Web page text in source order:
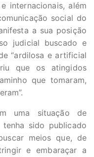
internacionais, além
social do
a sua posição
judicial buscado e
“ardilosa e artificial
que os atingidos
que tomaram,
uma situação de
sido publicado
meios que, de
e embaraçar a